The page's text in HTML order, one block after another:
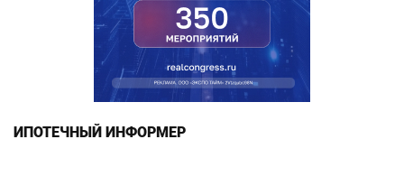
ИПОТЕЧНЫЙ ИНФОРМЕР